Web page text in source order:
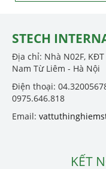
STECH
Địa chỉ: Nhà N02F,
Nam Từ Liêm - Hà Nội
Điện thoại:
0975.646.818
Email:
KẾT